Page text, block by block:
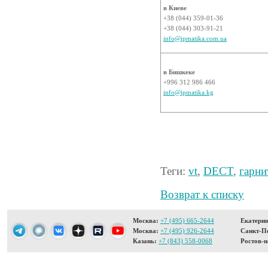
в Киеве
+38 (044) 359-01-36
+38 (044) 303-91-21
info@ipmatika.com.ua
в Бишкеке
+996 312 986 466
info@ipmatika.kg
Теги: vt, DECT,
Возврат к списку
Москва: +7 (495) 665-2644
Москва: +7 (495) 926-2644
Казань: +7 (843) 558-0068
Санкт-
Ростов-